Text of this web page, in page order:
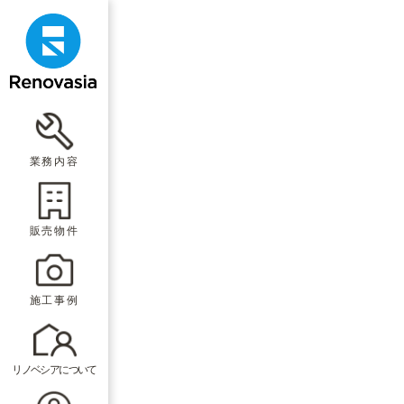
業務内容
販売物件
施工事例
リノベシアについて